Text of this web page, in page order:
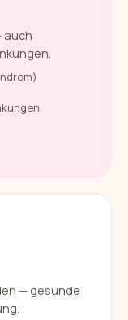
auch
— gesunde